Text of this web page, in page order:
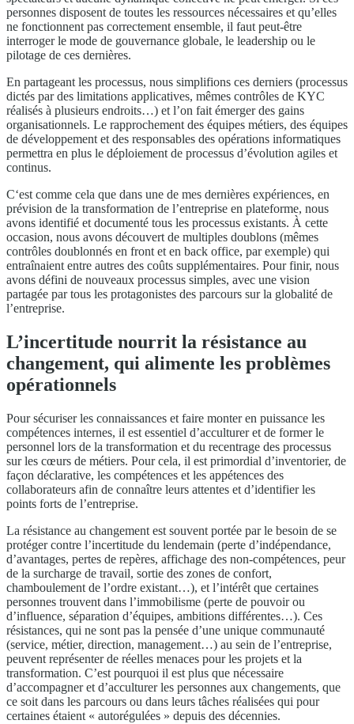
personnes disposent de toutes les ressources nécessaires et qu’elles
ne fonctionnent pas correctement ensemble, il faut peut-être
interroger le mode de gouvernance globale, le leadership ou le
pilotage de ces dernières.
En partageant les processus, nous simplifions ces derniers (processus
dictés par des limitations applicatives, mêmes contrôles de KYC
réalisés à plusieurs endroits…) et l’on fait émerger des gains
organisationnels. Le rapprochement des équipes métiers, des équipes
de développement et des responsables des opérations informatiques
permettra en plus le déploiement de processus d’évolution agiles et
continus.
C‘est comme cela que dans une de mes dernières expériences, en
prévision de la transformation de l’entreprise en plateforme, nous
avons identifié et documenté tous les processus existants. À cette
occasion, nous avons découvert de multiples doublons (mêmes
contrôles doublonnés en front et en back office, par exemple) qui
entraînaient entre autres des coûts supplémentaires. Pour finir, nous
avons défini de nouveaux processus simples, avec une vision
partagée par tous les protagonistes des parcours sur la globalité de
l’entreprise.
L’incertitude nourrit la résistance au
changement, qui alimente les problèmes
opérationnels
Pour sécuriser les connaissances et faire monter en puissance les
compétences internes, il est essentiel d’acculturer et de former le
personnel lors de la transformation et du recentrage des processus
sur les cœurs de métiers. Pour cela, il est primordial d’inventorier, de
façon déclarative, les compétences et les appétences des
collaborateurs afin de connaître leurs attentes et d’identifier les
points forts de l’entreprise.
La résistance au changement est souvent portée par le besoin de se
protéger contre l’incertitude du lendemain (perte d’indépendance,
d’avantages, pertes de repères, affichage des non-compétences, peur
de la surcharge de travail, sortie des zones de confort,
chamboulement de l’ordre existant…), et l’intérêt que certaines
personnes trouvent dans l’immobilisme (perte de pouvoir ou
d’influence, séparation d’équipes, ambitions différentes…). Ces
résistances, qui ne sont pas la pensée d’une unique communauté
(service, métier, direction, management…) au sein de l’entreprise,
peuvent représenter de réelles menaces pour les projets et la
transformation. C’est pourquoi il est plus que nécessaire
d’accompagner et d’acculturer les personnes aux changements, que
ce soit dans les parcours ou dans leurs tâches réalisées qui pour
certaines étaient « autorégulées » depuis des décennies.